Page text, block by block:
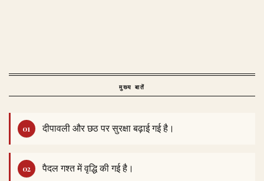
मुख्य बातें
दीपावली और छठ पर सुरक्षा बढ़ाई गई है।
पैदल गश्त में वृद्धि की गई है।